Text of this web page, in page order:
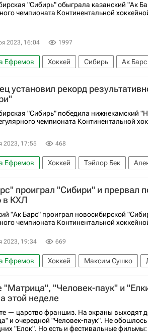
"Сибирь" обыграла казанский "Ак
чемпионата Континентальной
2023, 16:04 1997
Ефремов Хоккей Сибирь Ак Барс
Илья Морозов Авангард
установил рекорд
"Сибирь" победила нижнекамский
чемпионата Континентальной
2023, 17:55 468
Ефремов Хоккей Тэйлор Бек
2026
Сибирь Нефтехимик СКА
чемпионат КХЛ
проиграл "Сибири" и прервал
в КХЛ
"Ак Барс" проиграл новосибирской
чемпионата Континентальной
2023, 19:34 669
Ефремов Хоккей Максим Сушко
Регулярный чемпионат КХЛ КХЛ
"Человек-паук" и
этой неделе
— царство франшиз. На экраны выходят
и очередной "Человек-паук". Не обошлось
"Елок". Но есть и фестивальные